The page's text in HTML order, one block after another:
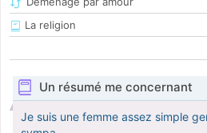
La religion
Un résumé me concernant
Je suis une femme assez simple